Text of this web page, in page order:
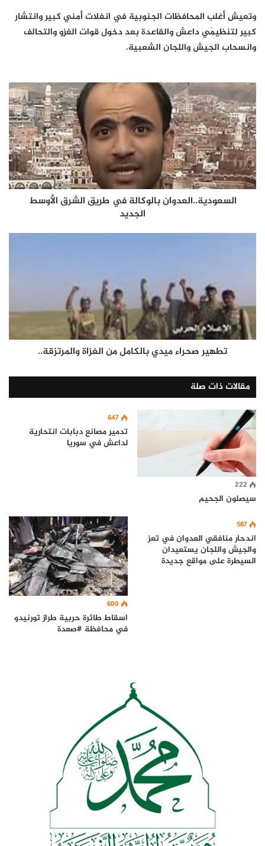
وتعيش أغلب المحافظات الجنوبية في انفلات أمني كبير وانتشار
كبير لتنظيمَي داعش والقاعدة بعد دخول قوات الغزو والتحالف
وانسحاب الجيش واللجان الشعبية.
السعودية..العدوان بالوكالة في طريق الشرق الأوسط
الجديد
تطهير صحراء ميدي بالكامل من الغزاة والمرتزقة..
مقالات ذات صلة
222
سيصلون الجحيم
647
تدمير مصانع دبابات انتحارية
لداعش في سوريا
587
اندحار منافقي العدوان في تعز
والجيش واللجان يستعيدان
السيطرة على مواقع جديدة
600
اسقاط طائرة حربية طراز تورنيدو
في محافظة #صعدة